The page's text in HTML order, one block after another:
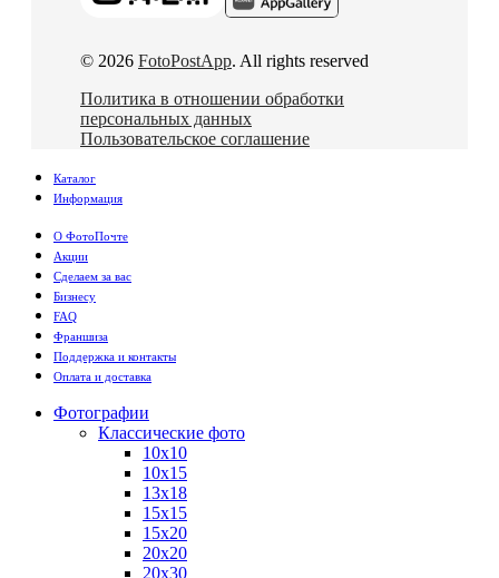
© 2026 FotoPostApp. All rights reserved
Политика в отношении обработки
персональных данных
Пользовательское соглашение
Каталог
Информация
О ФотоПочте
Акции
Сделаем за вас
Бизнесу
FAQ
Франшиза
Поддержка и контакты
Оплата и доставка
Фотографии
Классические фото
10х10
10х15
13х18
15х15
15х20
20х20
20х30